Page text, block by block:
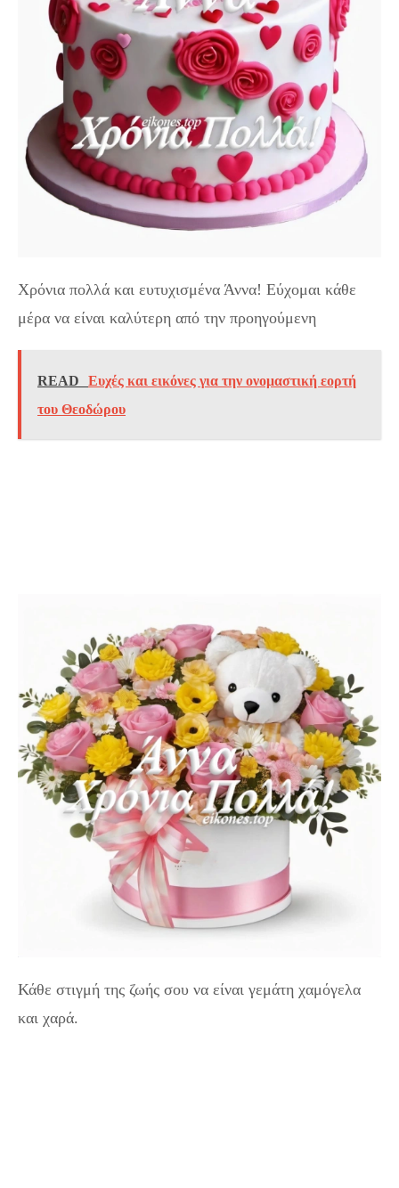
Χρόνια πολλά και ευτυχισμένα Άννα! Εύχομαι κάθε
μέρα να είναι καλύτερη από την προηγούμενη
READ
Eυχές και εικόνες για την ονομαστική εορτή
του Θεοδώρου
Κάθε στιγμή της ζωής σου να είναι γεμάτη χαμόγελα
και χαρά.